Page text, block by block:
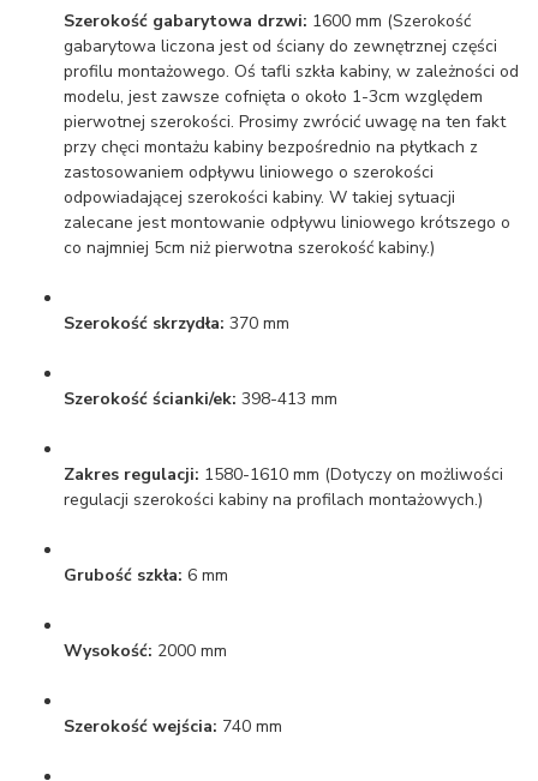
Szerokość gabarytowa drzwi: 1600 mm (Szerokość
gabarytowa liczona jest od ściany do zewnętrznej części
profilu montażowego. Oś tafli szkła kabiny, w zależności od
modelu, jest zawsze cofnięta o około 1-3cm względem
pierwotnej szerokości. Prosimy zwrócić uwagę na ten fakt
przy chęci montażu kabiny bezpośrednio na płytkach z
zastosowaniem odpływu liniowego o szerokości
odpowiadającej szerokości kabiny. W takiej sytuacji
zalecane jest montowanie odpływu liniowego krótszego o
co najmniej 5cm niż pierwotna szerokość kabiny.)
Szerokość skrzydła: 370 mm
Szerokość ścianki/ek: 398-413 mm
Zakres regulacji: 1580-1610 mm (Dotyczy on możliwości
regulacji szerokości kabiny na profilach montażowych.)
Grubość szkła: 6 mm
Wysokość: 2000 mm
Szerokość wejścia: 740 mm